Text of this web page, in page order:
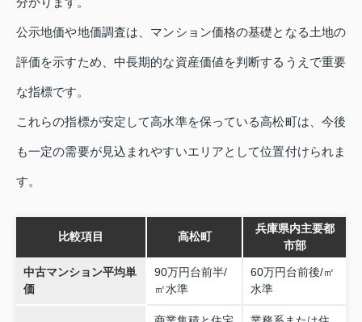
公示地価や地価調査は、マンション価格の基礎となる土地の
評価を示すため、中長期的な資産価値を判断するうえで重要
な指標です。
これらの指標が安定して高水準を保っている高松町は、今後
も一定の需要が見込まれやすいエリアとして位置付けられま
す。
比較項目 高松町
兵庫県内主要都
市部
中古マンション平均単
価
90万円台前半/
㎡水準
60万円台前後/㎡
水準